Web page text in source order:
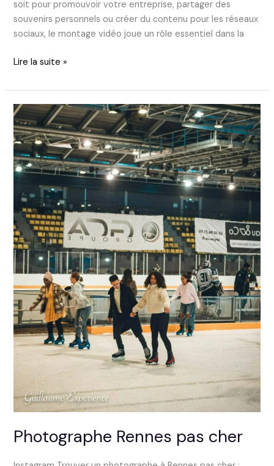
soit pour promouvoir votre entreprise, partager des
souvenirs personnels ou créer du contenu pour les réseaux
sociaux, le montage vidéo joue un rôle essentiel dans la
Lire la suite »
Photographe Rennes pas cher
Photographe
Rennes
pas
cher